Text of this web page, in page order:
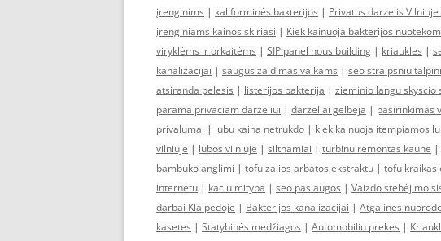
įrenginims | kaliforminės bakterijos | Privatus darzelis Vilniuje
įrenginiams kainos skiriasi | Kiek kainuoja bakterijos
viryklėms ir orkaitėms | SIP panel hous building | kriaukles |
kanalizacijai | saugus zaidimas vaikams | seo straipsniu
atsiranda pelesis | listerijos bakterija | zieminio langu skyscio
parama privaciam darzeliui | darzeliai gelbeja | pasirinkimas
privalumai | lubu kaina netrukdo | kiek kainuoja itempiamos
vilniuje | lubos vilniuje | siltnamiai | turbinu remontas kaune |
bambuko anglimi | tofu zalios arbatos ekstraktu | tofu kraikas
internetu | kaciu mityba | seo paslaugos | Vaizdo stebėjimo
darbai Klaipedoje | Bakterijos kanalizacijai | Atgalines
kasetes | Statybinės medžiagos | Automobiliu prekes |